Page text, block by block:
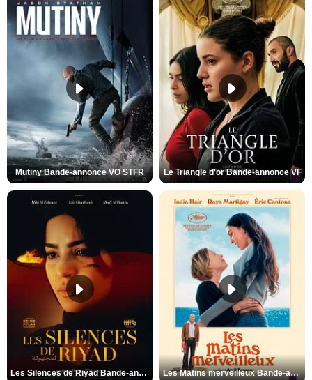
Mutiny Bande-annonce VO STFR Le Triangle d'or Bande-annonce VF
Les Silences de Riyad Bande-annonce VO STFR Les Matins merveilleux Bande-annonce VF